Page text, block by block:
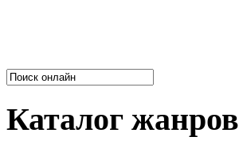
Каталог жанров